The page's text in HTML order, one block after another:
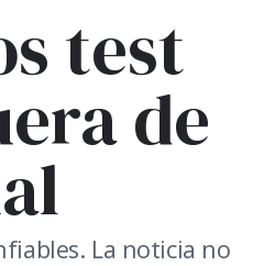
test
de
La noticia no